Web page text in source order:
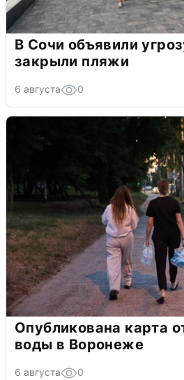
В Сочи объявили
закрыли пляжи
6 августа 0
Опубликована карта
воды в Воронеже
6 августа 0